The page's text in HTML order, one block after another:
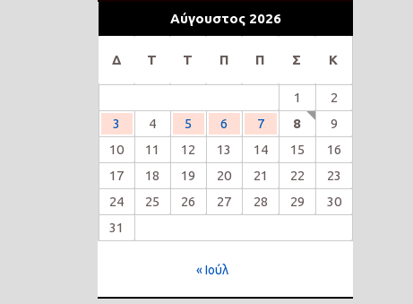
Αύγουστος 2026
Δ Τ Τ Π Π Σ Κ
1
2
3
4 5 6 7 8
9
10
11 12 13 14 15
16
17
18 19 20 21 22
23
24
25 26 27 28 29
30
31
« Ιούλ